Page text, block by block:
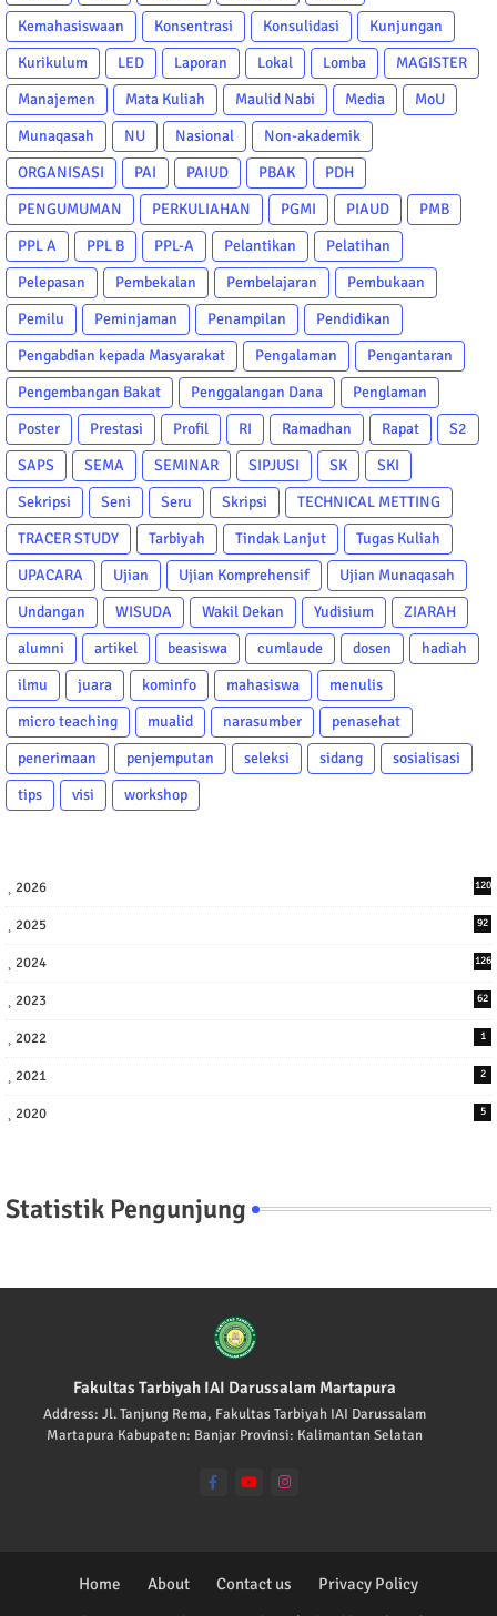
Kemahasiswaan
Konsentrasi Konsulidasi
Kunjungan
Kurikulum
LED Laporan Lokal Lomba
MAGISTER
Manajemen
Mata Kuliah Maulid Nabi Media
MoU
Munaqasah
NU Nasional
Non-akademik
ORGANISASI
PAI PAIUD PBAK
PDH
PENGUMUMAN
PERKULIAHAN PGMI PIAUD
PMB
PPL A
PPL B PPL-A Pelantikan
Pelatihan
Pelepasan
Pembekalan Pembelajaran
Pembukaan
Pemilu
Peminjaman Penampilan
Pendidikan
Pengabdian kepada Masyarakat
Pengalaman
Pengantaran
Pengembangan Bakat
Penggalangan Dana
Penglaman
Poster
Prestasi Profil RI Ramadhan Rapat
S2
SAPS
SEMA SEMINAR SIPJUSI SK
SKI
Sekripsi
Seni Seru Skripsi
TECHNICAL METTING
TRACER STUDY
Tarbiyah Tindak Lanjut
Tugas Kuliah
UPACARA
Ujian Ujian Komprehensif
Ujian Munaqasah
Undangan
WISUDA Wakil Dekan Yudisium
ZIARAH
alumni
artikel beasiswa cumlaude dosen
hadiah
ilmu
juara kominfo mahasiswa
menulis
micro teaching
mualid narasumber
penasehat
penerimaan
penjemputan seleksi sidang
sosialisasi
tips
visi workshop
2026 120
2025 92
2024 126
2023 62
2022 1
2021 2
2020 5
Statistik Pengunjung
Fakultas Tarbiyah IAI Darussalam Martapura
Address: Jl. Tanjung Rema, Fakultas Tarbiyah IAI Darussalam
Martapura Kabupaten: Banjar Provinsi: Kalimantan Selatan
Home About Contact us Privacy Policy